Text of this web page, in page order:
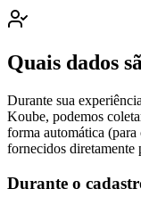
Quais dados
Durante sua
Koube, podemos
forma automática
fornecidos diretamente
Durante o